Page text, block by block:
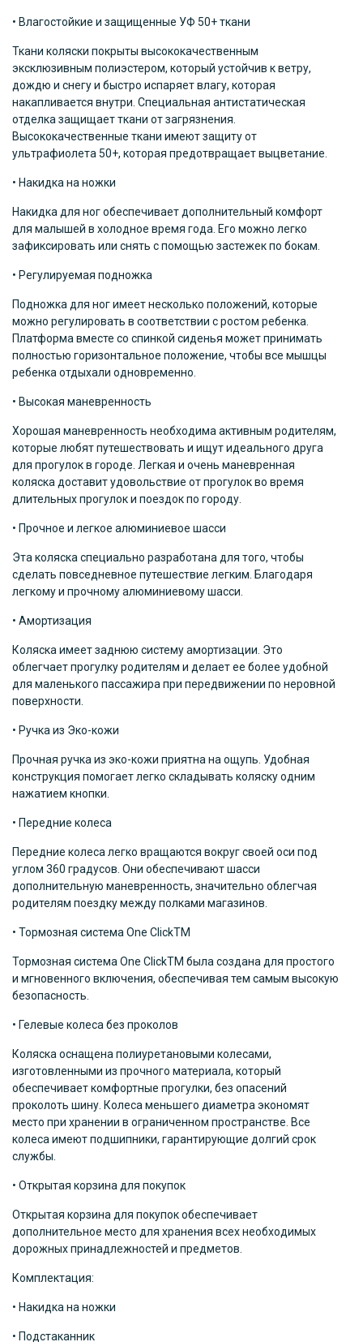
• Влагостойкие и защищенные УФ 50+ ткани
Ткани коляски покрыты высококачественным
эксклюзивным полиэстером, который устойчив к ветру,
дождю и снегу и быстро испаряет влагу, которая
накапливается внутри. Специальная антистатическая
отделка защищает ткани от загрязнения.
Высококачественные ткани имеют защиту от
ультрафиолета 50+, которая предотвращает выцветание.
• Накидка на ножки
Накидка для ног обеспечивает дополнительный комфорт
для малышей в холодное время года. Его можно легко
зафиксировать или снять с помощью застежек по бокам.
• Регулируемая подножка
Подножка для ног имеет несколько положений, которые
можно регулировать в соответствии с ростом ребенка.
Платформа вместе со спинкой сиденья может принимать
полностью горизонтальное положение, чтобы все мышцы
ребенка отдыхали одновременно.
• Высокая маневренность
Хорошая маневренность необходима активным родителям,
которые любят путешествовать и ищут идеального друга
для прогулок в городе. Легкая и очень маневренная
коляска доставит удовольствие от прогулок во время
длительных прогулок и поездок по городу.
• Прочное и легкое алюминиевое шасси
Эта коляска специально разработана для того, чтобы
сделать повседневное путешествие легким. Благодаря
легкому и прочному алюминиевому шасси.
• Амортизация
Коляска имеет заднюю систему амортизации. Это
облегчает прогулку родителям и делает ее более удобной
для маленького пассажира при передвижении по неровной
поверхности.
• Ручка из Эко-кожи
Прочная ручка из эко-кожи приятна на ощупь. Удобная
конструкция помогает легко складывать коляску одним
нажатием кнопки.
• Передние колеса
Передние колеса легко вращаются вокруг своей оси под
углом 360 градусов. Они обеспечивают шасси
дополнительную маневренность, значительно облегчая
родителям поездку между полками магазинов.
• Тормозная система One ClickTM
Тормозная система One ClickTM была создана для простого
и мгновенного включения, обеспечивая тем самым высокую
безопасность.
• Гелевые колеса без проколов
Коляска оснащена полиуретановыми колесами,
изготовленными из прочного материала, который
обеспечивает комфортные прогулки, без опасений
проколоть шину. Колеса меньшего диаметра экономят
место при хранении в ограниченном пространстве. Все
колеса имеют подшипники, гарантирующие долгий срок
службы.
• Открытая корзина для покупок
Открытая корзина для покупок обеспечивает
дополнительное место для хранения всех необходимых
дорожных принадлежностей и предметов.
Комплектация:
• Накидка на ножки
• Подстаканник